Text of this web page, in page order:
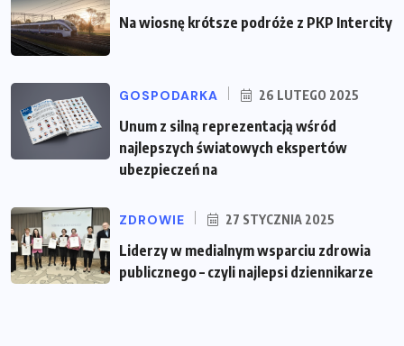
Na wiosnę krótsze podróże z PKP Intercity
GOSPODARKA 26 LUTEGO 2025
Unum z silną reprezentacją wśród
najlepszych światowych ekspertów
ubezpieczeń na
ZDROWIE 27 STYCZNIA 2025
Liderzy w medialnym wsparciu zdrowia
publicznego – czyli najlepsi dziennikarze